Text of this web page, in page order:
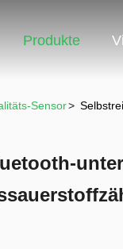
Produkte
Sensor>